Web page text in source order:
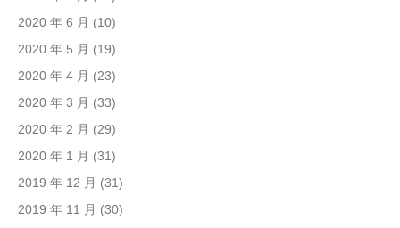
2020 年 6 月 (10)
2020 年 5 月 (19)
2020 年 4 月 (23)
2020 年 3 月 (33)
2020 年 2 月 (29)
2020 年 1 月 (31)
2019 年 12 月 (31)
2019 年 11 月 (30)